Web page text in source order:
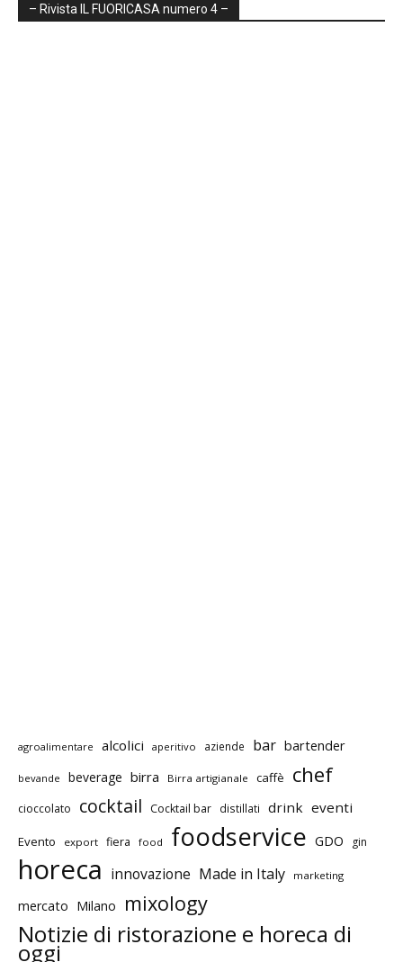
– Rivista IL FUORICASA numero 4 –
agroalimentare alcolici aperitivo aziende bar bartender
bevande beverage birra Birra artigianale caffè chef
cioccolato cocktail Cocktail bar distillati drink eventi
Evento export fiera food foodservice GDO gin
horeca innovazione Made in Italy marketing
mercato Milano mixology
Notizie di ristorazione e horeca di
oggi